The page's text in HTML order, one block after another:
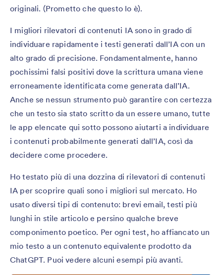
originali. (Prometto che questo lo è).
I migliori rilevatori di contenuti IA sono in grado di
individuare rapidamente i testi generati dall’IA con un
alto grado di precisione. Fondamentalmente, hanno
pochissimi falsi positivi dove la scrittura umana viene
erroneamente identificata come generata dall’IA.
Anche se nessun strumento può garantire con certezza
che un testo sia stato scritto da un essere umano, tutte
le app elencate qui sotto possono aiutarti a individuare
i contenuti probabilmente generati dall’IA, così da
decidere come procedere.
Ho testato più di una dozzina di rilevatori di contenuti
IA per scoprire quali sono i migliori sul mercato. Ho
usato diversi tipi di contenuto: brevi email, testi più
lunghi in stile articolo e persino qualche breve
componimento poetico. Per ogni test, ho affiancato un
mio testo a un contenuto equivalente prodotto da
ChatGPT. Puoi vedere alcuni esempi più avanti.